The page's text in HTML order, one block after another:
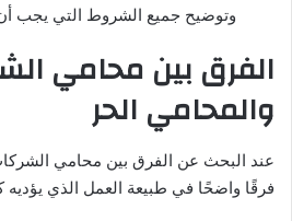
وتوضيح جميع الشروط التي يجب أن
الفرق بين محامي
والمحامي الحر
عند البحث عن الفرق بين محامي
فرقًا واضحًا في طبيعة العمل الذي يؤديه